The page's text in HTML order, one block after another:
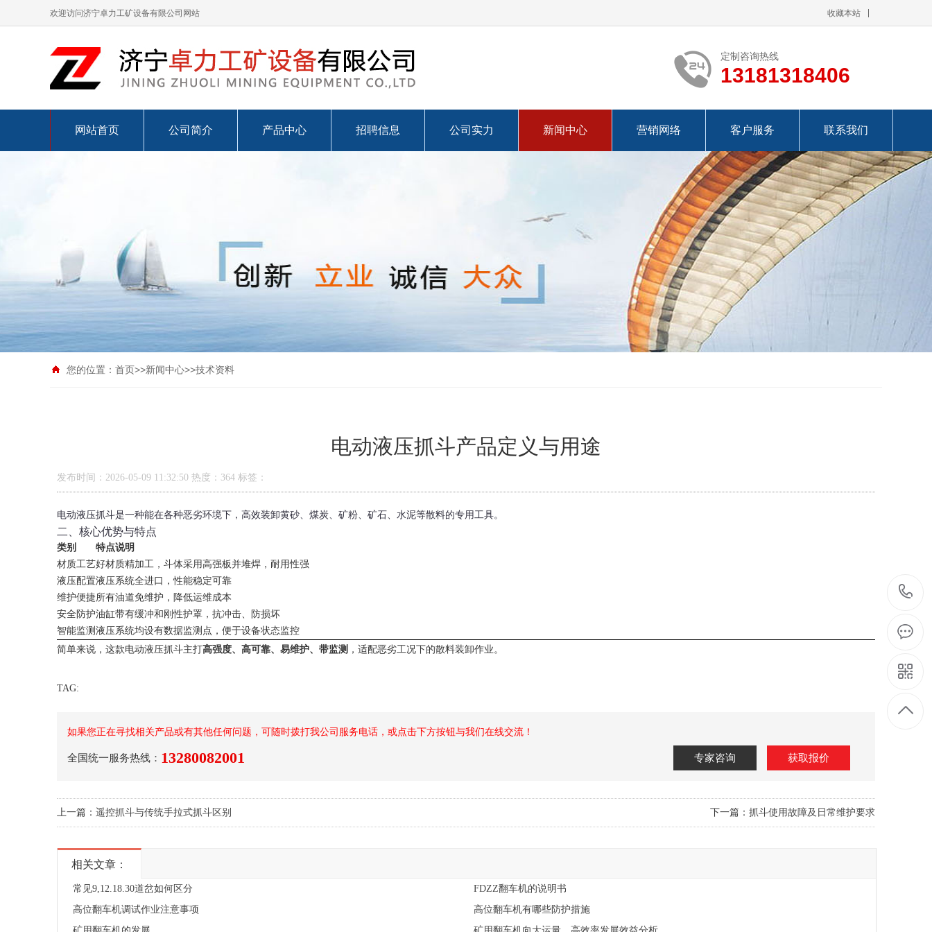
欢迎访问济宁卓力工矿设备有限公司网站 收藏本站
定制咨询热线
13181318406
网站首页 公司简介 产品中心 招聘信息 公司实力 新闻中心 营销网络 客户服务 联系我们
您的位置： 首页>>新闻中心>>技术资料
电动液压抓斗产品定义与用途
发布时间：2026-05-09 11:32:50 热度：364 标签：
电动液压抓斗是一种能在各种恶劣环境下，高效装卸黄砂、煤炭、矿粉、矿石、水泥等散料的专用工具。
二、核心优势与特点
类别
特点说明
材质工艺好材质精加工，斗体采用高强板并堆焊，耐用性强
液压配置液压系统全进口，性能稳定可靠
维护便捷所有油道免维护，降低运维成本
安全防护油缸带有缓冲和刚性护罩，抗冲击、防损坏
智能监测 液压系统均设有数据监测点，便于设备状态监控
简单来说，这款电动液压抓斗主打高强度、高可靠、易维护、带监测 ，适配恶劣工况下的散料装卸作业。
TAG:
如果您正在寻找相关产品或有其他任何问题，可随时拨打我公司服务电话，或点击下方按钮与我们在线交流！
全国统一服务热线： 13280082001 专家咨询 获取报价
上一篇： 遥控抓斗与传统手拉式抓斗区别 下一篇： 抓斗使用故障及日常维护要求
相关文章：
常见9,12.18.30道岔如何区分
FDZZ翻车机的说明书
高位翻车机调试作业注意事项
高位翻车机有哪些防护措施